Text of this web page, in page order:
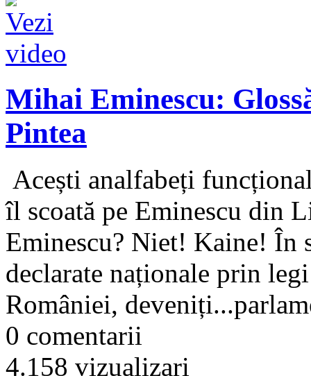
Mihai Eminescu:
Pintea
Acești analfabeți
îl scoată pe Eminescu din
Eminescu? Niet! Kaine! În
declarate naționale prin
României,
0 comentarii
4.158 vizualizari